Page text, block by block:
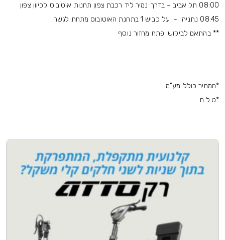
08:00 תל אביב – בדרך נמיר ליד רכבת צפון תחנות אוטובוס לכיוון צפון
08:45 נתניה - על כביש 1 בתחנת האוטובוס מתחת לגשר
** בהתאם לביקוש יפתח מחזור נוסף
*המחיר כולל מע"מ
*ט.ל.ח.